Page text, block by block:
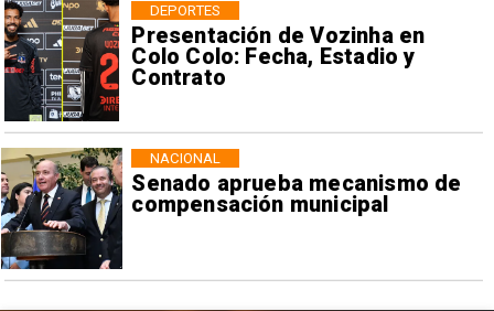
Presentación de Vozinha en
Colo Colo: Fecha, Estadio y
Contrato
DEPORTES
Senado aprueba mecanismo de
compensación municipal
NACIONAL